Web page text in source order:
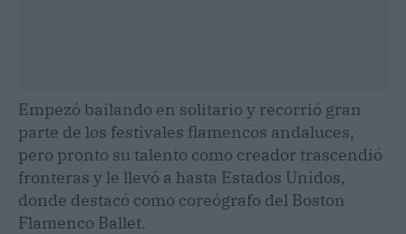
Empezó bailando en solitario y recorrió gran
parte de los festivales flamencos andaluces,
pero pronto su talento como creador trascendió
fronteras y le llevó a hasta Estados Unidos,
donde destacó como coreógrafo del Boston
Flamenco Ballet.